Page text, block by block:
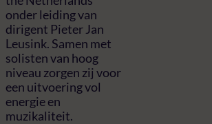
onder leiding van
dirigent Pieter Jan
Leusink. Samen met
solisten van hoog
niveau zorgen zij voor
een uitvoering vol
energie en
muzikaliteit.